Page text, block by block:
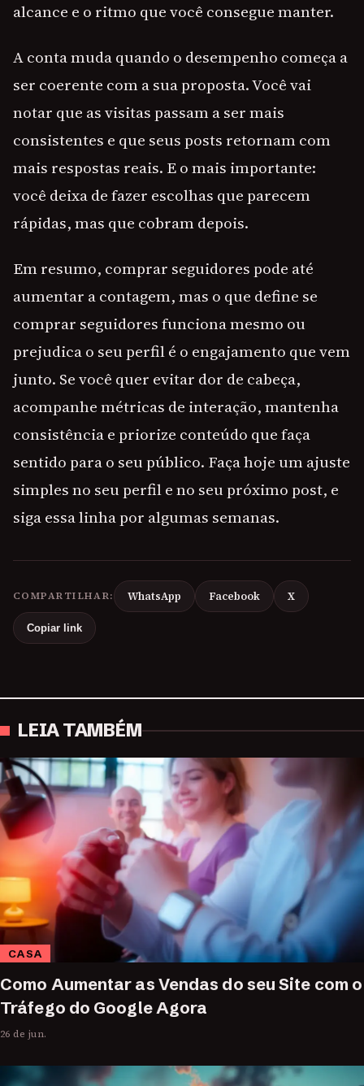
alcance e o ritmo que você consegue manter.
A conta muda quando o desempenho começa a
ser coerente com a sua proposta. Você vai
notar que as visitas passam a ser mais
consistentes e que seus posts retornam com
mais respostas reais. E o mais importante:
você deixa de fazer escolhas que parecem
rápidas, mas que cobram depois.
Em resumo, comprar seguidores pode até
aumentar a contagem, mas o que define se
comprar seguidores funciona mesmo ou
prejudica o seu perfil é o engajamento que vem
junto. Se você quer evitar dor de cabeça,
acompanhe métricas de interação, mantenha
consistência e priorize conteúdo que faça
sentido para o seu público. Faça hoje um ajuste
simples no seu perfil e no seu próximo post, e
siga essa linha por algumas semanas.
COMPARTILHAR: WhatsApp Facebook X
Copiar link
LEIA TAMBÉM
CASA
Como Aumentar as Vendas do seu Site com o
Tráfego do Google Agora
26 de jun.